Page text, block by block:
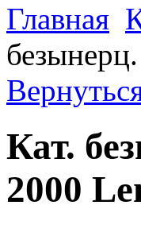
Главная
Кат.
2000